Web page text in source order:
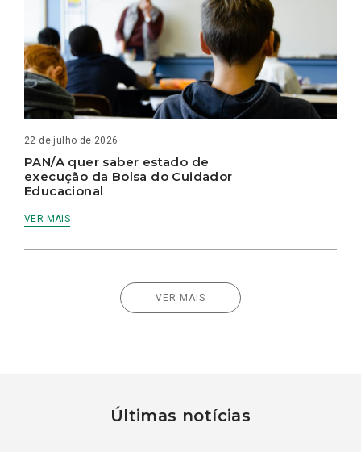
22 de julho de 2026
PAN/A quer saber estado de
execução da Bolsa do Cuidador
Educacional
VER MAIS
VER MAIS
Últimas notícias